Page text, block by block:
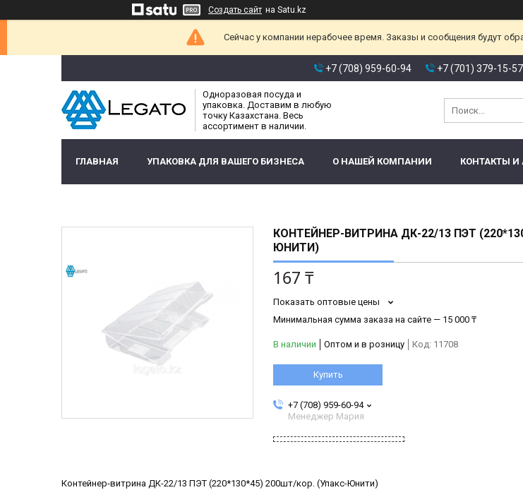
Создать сайт на Satu.kz
Сейчас у компании нерабочее время. Заказы и сообщения будут
+7 (708) 959-60-94 +7 (701) 379-15-57
Одноразовая посуда и
упаковка. Доставим в любую
точку Казахстана. Весь
ассортимент в наличии.
ГЛАВНАЯ УПАКОВКА ДЛЯ ВАШЕГО БИЗНЕСА О НАШЕЙ КОМПАНИИ КОНТАКТЫ И
КОНТЕЙНЕР-ВИТРИНА ДК-22/13 ПЭТ
ЮНИТИ)
167 ₸
Показать оптовые цены
Минимальная сумма заказа на сайте — 15 000 ₸
В наличии Оптом и в розницу Код: 11708
Купить
+7 (708) 959-60-94
Менеджер Мария
Контейнер-витрина ДК-22/13 ПЭТ (220*130*45) 200шт/кор. (Упакс-Юнити)